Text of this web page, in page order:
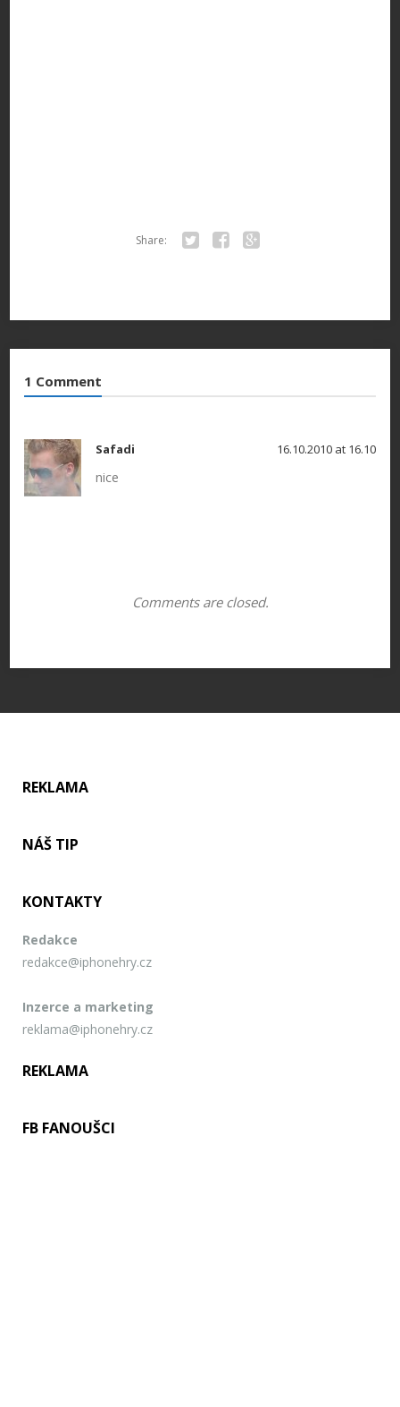
Share:
1 Comment
Safadi 16.10.2010 at 16.10
nice
Comments are closed.
REKLAMA
NÁŠ TIP
KONTAKTY
Redakce
redakce@iphonehry.cz
Inzerce a marketing
reklama@iphonehry.cz
REKLAMA
FB FANOUŠCI